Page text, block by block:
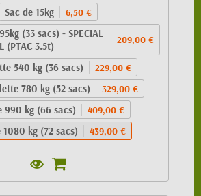
Sac de 15kg 6,50 €
(33 sacs) - SPECIAL
(PTAC 3.5t)
209,00 €
540 kg (36 sacs) 229,00 €
780 kg (52 sacs) 329,00 €
990 kg (66 sacs) 409,00 €
1080 kg (72 sacs) 439,00 €